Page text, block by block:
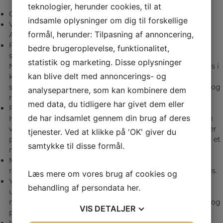
Gennemgang af Dr. Stephen Porges Polyvagale Teori.
Vagus nervens forskellige funktioner i regulering af det
Autonome Nervesystem.
Faktorer som påvirker vores indre fysiologiske tilstande
styret af det Autonome
Nervesystem og deres betydning for, at vi kan engagere os i
kommunikation og
samspil, og være modtagelige for behandling, vejledning og
rådgivning.
Fokus på egenomsorg.
Hvordan kan vi som professionelle blive mere bevidste om
vore egne indre fysiologiske tilstande? Der gives eksempler
på strategier til regulering af os selv forud for mødet med et
menneske i stress beredskab.
Metoder til Vagus nerve stimulation med henblik på
regulering af det autonome nervesystem afprøves i praksis.
Ydre regulering og sam-regulering kan grundlægge og
udvikle evne til selvregulering. Der gives eksempler på
metoder, som kan afstemme det autonome nervesystem og
på sigt fremme evne til selvregulering.
teknologier, herunder cookies, til at
indsamle oplysninger om dig til forskellige
formål, herunder: Tilpasning af annoncering,
bedre brugeroplevelse, funktionalitet,
statistik og marketing. Disse oplysninger
kan blive delt med annoncerings- og
analysepartnere, som kan kombinere dem
med data, du tidligere har givet dem eller
de har indsamlet gennem din brug af deres
tjenester. Ved at klikke på 'OK' giver du
samtykke til disse formål.
Læs mere om vores brug af cookies og
behandling af persondata her.
VIS DETALJER